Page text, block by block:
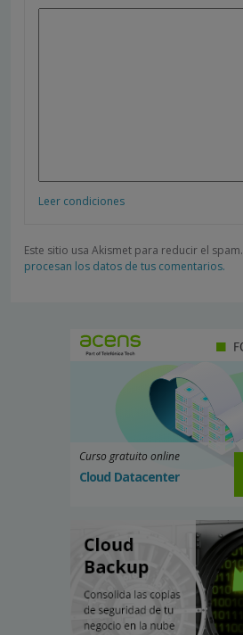
Leer condiciones
Este sitio usa Akismet para reducir el spam.
procesan los datos de tus comentarios.
Curso gratuito online
Cloud Datacenter